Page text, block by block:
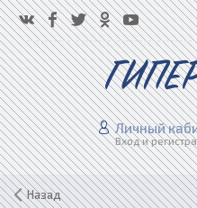
Личный
Вход и
Назад